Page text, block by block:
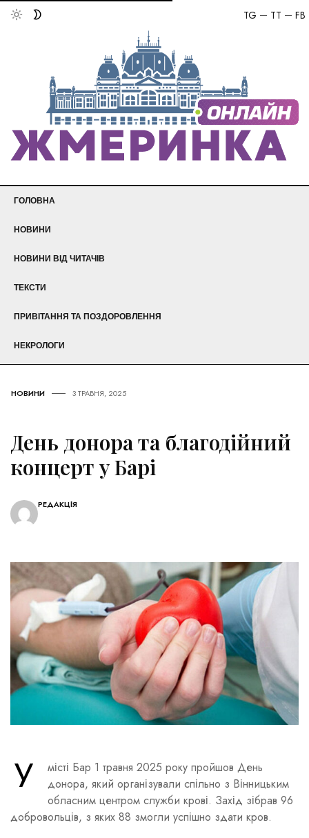
FB
TT
TG
ГОЛОВНА
НОВИНИ
НОВИНИ ВІД ЧИТАЧІВ
ТЕКСТИ
ПРИВІТАННЯ ТА ПОЗДОРОВЛЕННЯ
НЕКРОЛОГИ
НОВИНИ 3 ТРАВНЯ, 2025
День донора та благодійний
концерт у Барі
РЕДАКЦІЯ
У
місті Бар 1 травня 2025 року пройшов День
донора, який організували спільно з Вінницьким
обласним центром служби крові. Захід зібрав 96
добровольців, з яких 88 змогли успішно здати кров.